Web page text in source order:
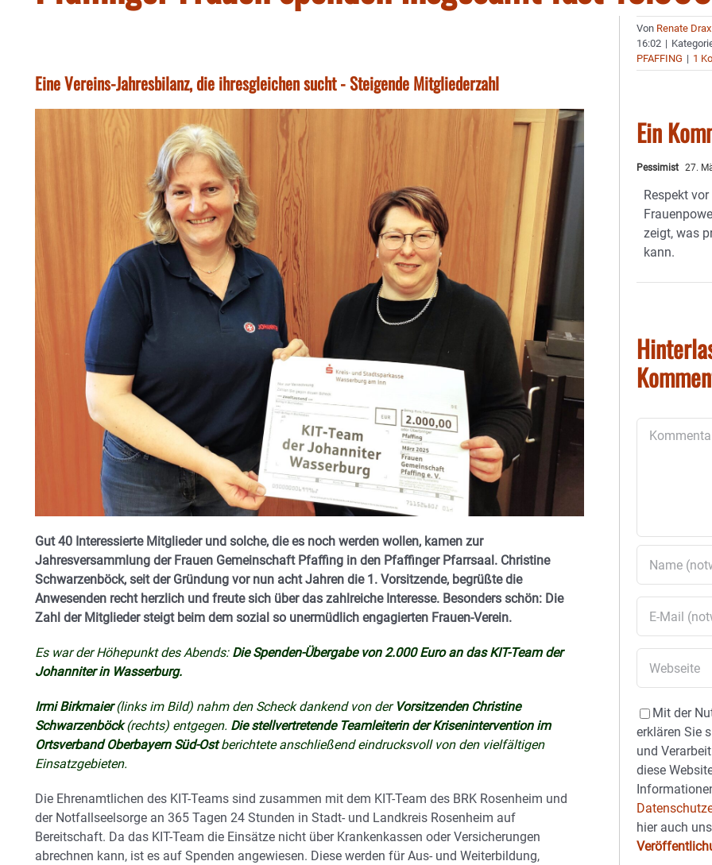
Eine Vereins-Jahresbilanz, die ihresgleichen sucht - Steigende Mitgliederzahl
Gut 40 Interessierte Mitglieder und solche, die es noch werden wollen, kamen zur
Jahresversammlung der Frauen Gemeinschaft Pfaffing in den Pfaffinger Pfarrsaal. Christine
Schwarzenböck, seit der Gründung vor nun acht Jahren die 1. Vorsitzende, begrüßte die
Anwesenden recht herzlich und freute sich über das zahlreiche Interesse. Besonders schön: Die
Zahl der Mitglieder steigt beim dem sozial so unermüdlich engagierten Frauen-Verein.
Es war der Höhepunkt des Abends: Die Spenden-Übergabe von 2.000 Euro an das KIT-Team der
Johanniter in Wasserburg.
Irmi Birkmaier(links im Bild) nahm den Scheck dankend von der Vorsitzenden Christine
Schwarzenböck(rechts) entgegen. Die stellvertretende Teamleiterin der Krisenintervention im
Ortsverband Oberbayern Süd-Ostberichtete anschließend eindrucksvoll von den vielfältigen
Einsatzgebieten.
Die Ehrenamtlichen des KIT-Teams sind zusammen mit dem KIT-Team des BRK Rosenheim und
der Notfallseelsorge an 365 Tagen 24 Stunden in Stadt- und Landkreis Rosenheim auf
Bereitschaft. Da das KIT-Team die Einsätze nicht über Krankenkassen oder Versicherungen
abrechnen kann, ist es auf Spenden angewiesen. Diese werden für Aus- und Weiterbildung,
Von Renate Drax
16:02 |
PFAFFING | 1
Ein
Pessimist 27.
Respekt
zeigt, was
kann.
Mit der
erklären Sie
und
diese
hier auch